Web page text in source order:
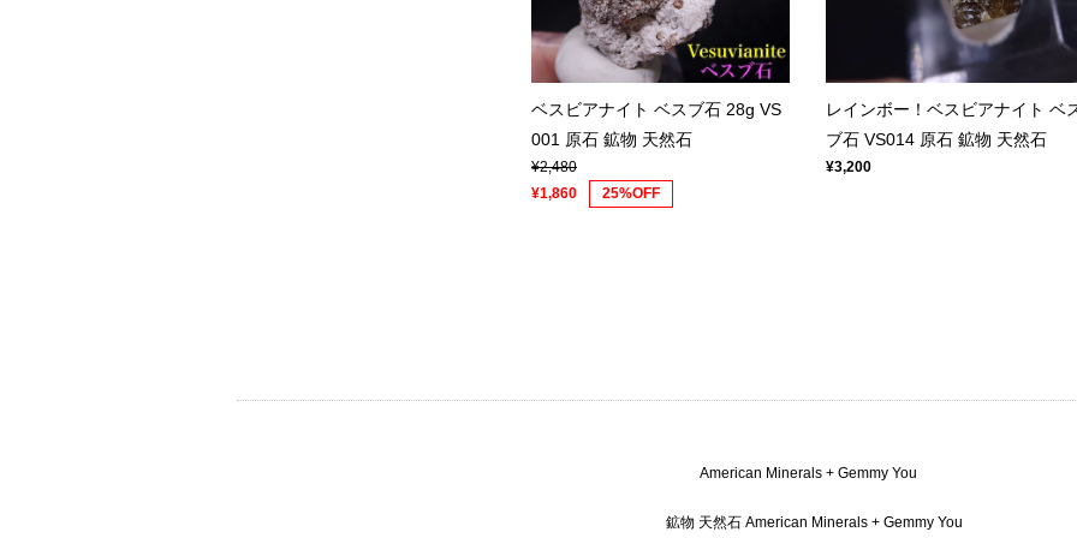
ベスビアナイト ベスブ石 28g VS
001 原石 鉱物 天然石
¥2,480
¥1,860
25%OFF
レインボー！ベスビアナイト ベ
ブ石 VS014 原石 鉱物 天然石
¥3,200
American Minerals + Gemmy You
鉱物 天然石 American Minerals + Gemmy You